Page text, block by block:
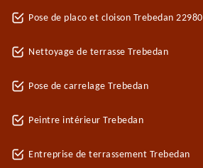
Pose de placo et cloison Trebedan 22980
Nettoyage de terrasse Trebedan
Pose de carrelage Trebedan
Peintre intérieur Trebedan
Entreprise de terrassement Trebedan